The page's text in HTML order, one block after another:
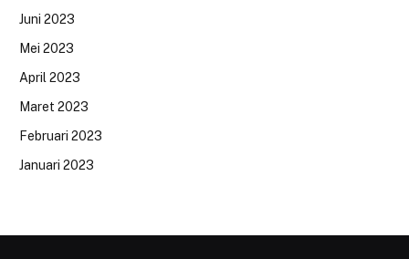
Juni 2023
Mei 2023
April 2023
Maret 2023
Februari 2023
Januari 2023